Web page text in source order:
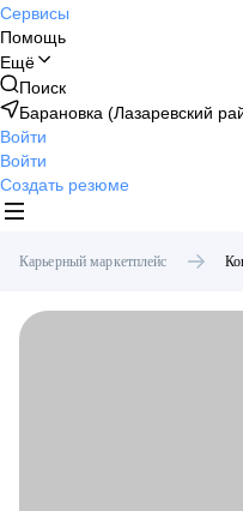
Сервисы
Помощь
Ещё
Поиск
Барановка (Лазаревский
Войти
Войти
Создать резюме
Карьерный маркетплейс